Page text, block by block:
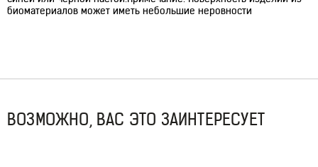
биоматериалов может иметь небольшие неровности
ВОЗМОЖНО, ВАС ЭТО ЗАИНТЕРЕСУЕТ